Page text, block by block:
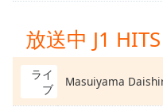
Chapters
Chapters
Descriptions
descriptions
放送中 J1 HITS
ライ
ブ
Masuiyama